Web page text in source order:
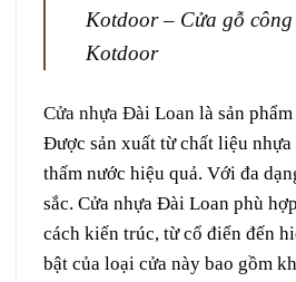
Kotdoor – Cửa gỗ công
Kotdoor
Cửa nhựa Đài Loan là sản
Được sản xuất từ chất liệu
thấm nước hiệu quả. Với đa
sắc. Cửa nhựa Đài Loan phù
cách kiến trúc, từ cổ điển đến
bật của loại cửa này bao gồm